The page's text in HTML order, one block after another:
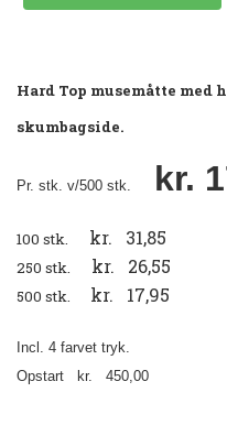
Hard Top musemåtte med
skumbagside.
Pr. stk. v/500 stk. kr.
100 stk. kr. 31,85
250 stk. kr. 26,55
500 stk. kr. 17,95
Incl. 4 farvet tryk.
Opstart kr. 450,00